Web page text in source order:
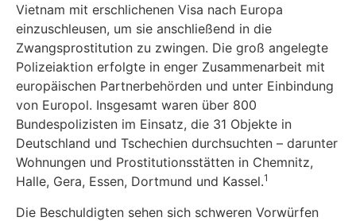
Vietnam mit erschlichenen Visa nach Europa
einzuschleusen, um sie anschließend in die
Zwangsprostitution zu zwingen. Die groß angelegte
Polizeiaktion erfolgte in enger Zusammenarbeit mit
europäischen Partnerbehörden und unter Einbindung
von Europol. Insgesamt waren über 800
Bundespolizisten im Einsatz, die 31 Objekte in
Deutschland und Tschechien durchsuchten – darunter
Wohnungen und Prostitutionsstätten in Chemnitz,
Halle, Gera, Essen, Dortmund und Kassel.1
Die Beschuldigten sehen sich schweren Vorwürfen